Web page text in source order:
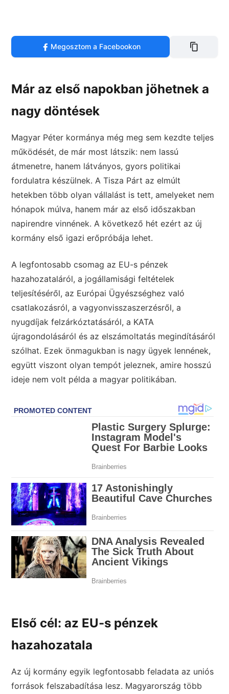
Megosztom a Facebookon
Már az első napokban jöhetnek a
nagy döntések
Magyar Péter kormánya még meg sem kezdte teljes
működését, de már most látszik: nem lassú
átmenetre, hanem látványos, gyors politikai
fordulatra készülnek. A Tisza Párt az elmúlt
hetekben több olyan vállalást is tett, amelyeket nem
hónapok múlva, hanem már az első időszakban
napirendre vinnének. A következő hét ezért az új
kormány első igazi erőpróbája lehet.
A legfontosabb csomag az EU-s pénzek
hazahozataláról, a jogállamisági feltételek
teljesítéséről, az Európai Ügyészséghez való
csatlakozásról, a vagyonvisszaszerzésről, a
nyugdíjak felzárkóztatásáról, a KATA
újragondolásáról és az elszámoltatás megindításáról
szólhat. Ezek önmagukban is nagy ügyek lennének,
együtt viszont olyan tempót jeleznek, amire hosszú
ideje nem volt példa a magyar politikában.
Első cél: az EU-s pénzek
hazahozatala
Az új kormány egyik legfontosabb feladata az uniós
források felszabadítása lesz. Magyarország több